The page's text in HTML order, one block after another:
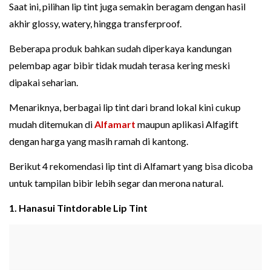
Saat ini, pilihan lip tint juga semakin beragam dengan hasil
akhir glossy, watery, hingga transferproof.
Beberapa produk bahkan sudah diperkaya kandungan
pelembap agar bibir tidak mudah terasa kering meski
dipakai seharian.
Menariknya, berbagai lip tint dari brand lokal kini cukup
mudah ditemukan diAlfamart maupun aplikasi Alfagift
dengan harga yang masih ramah di kantong.
Berikut 4 rekomendasi lip tint di Alfamart yang bisa dicoba
untuk tampilan bibir lebih segar dan merona natural.
1. Hanasui Tintdorable Lip Tint